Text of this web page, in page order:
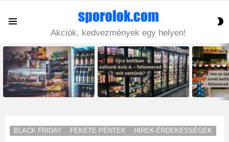
Akciók, kedvezmények egy helyen!
LATEST
STORIES
BLACK FRIDAY FEKETE PÉNTEK HÍREK-ÉRDEKESSÉGEK